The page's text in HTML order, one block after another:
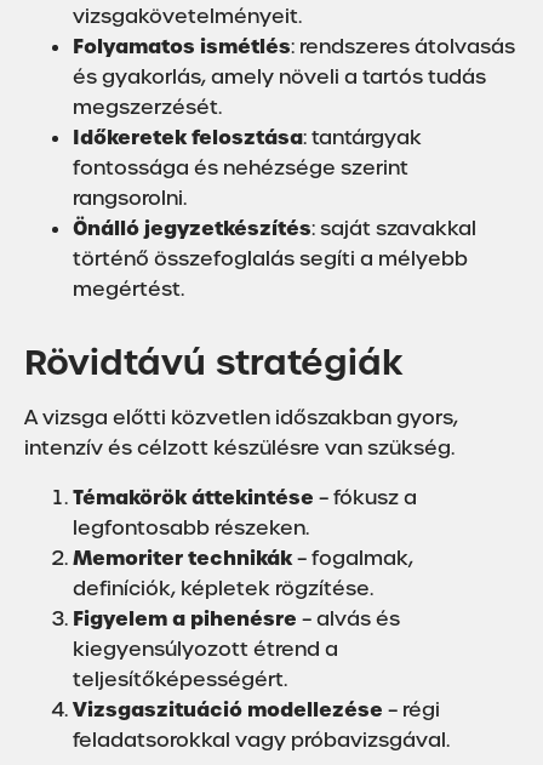
vizsgakövetelményeit.
Folyamatos ismétlés: rendszeres átolvasás
és gyakorlás, amely növeli a tartós tudás
megszerzését.
Időkeretek felosztása: tantárgyak
fontossága és nehézsége szerint
rangsorolni.
Önálló jegyzetkészítés: saját szavakkal
történő összefoglalás segíti a mélyebb
megértést.
Rövidtávú stratégiák
A vizsga előtti közvetlen időszakban gyors,
intenzív és célzott készülésre van szükség.
Témakörök áttekintése – fókusz a
legfontosabb részeken.
Memoriter technikák– fogalmak,
definíciók, képletek rögzítése.
Figyelem a pihenésre – alvás és
kiegyensúlyozott étrend a
teljesítőképességért.
Vizsgaszituáció modellezése – régi
feladatsorokkal vagy próbavizsgával.